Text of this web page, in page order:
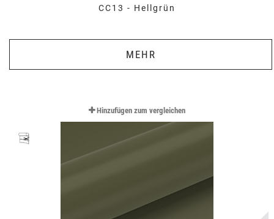
CC13 - Hellgrün
MEHR
Hinzufügen zum vergleichen